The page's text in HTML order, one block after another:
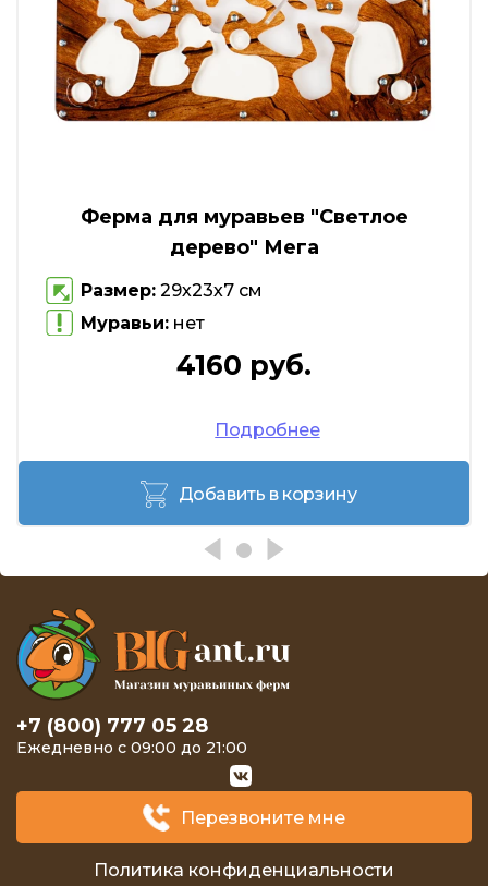
Ферма для муравьев "Светлое
дерево" Мега
Размер: 29х23х7 см
Муравьи: нет
4160 руб.
Подробнее
Добавить в корзину
+7 (800) 777 05 28
Ежедневно с 09:00 до 21:00
Перезвоните мне
Политика конфиденциальности